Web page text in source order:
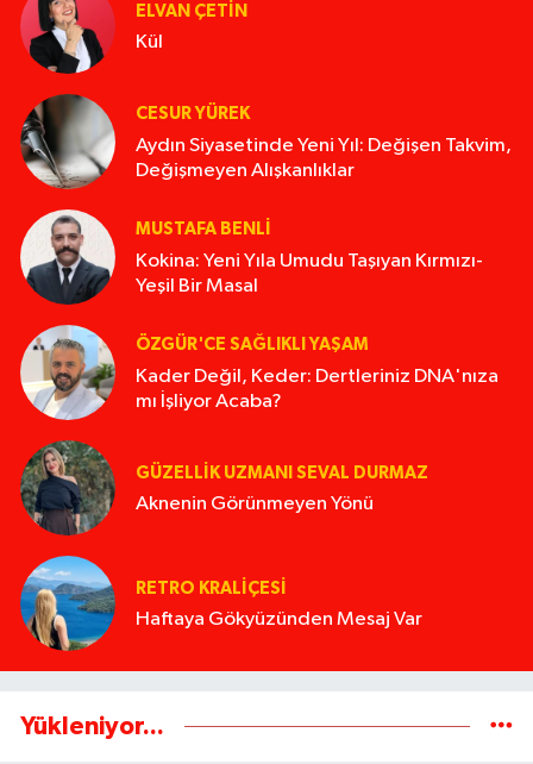
ELVAN ÇETIN
Kül
CESUR YÜREK
Aydın Siyasetinde Yeni Yıl: Değişen Takvim,
Değişmeyen Alışkanlıklar
MUSTAFA BENLI
Kokina: Yeni Yıla Umudu Taşıyan Kırmızı-
Yeşil Bir Masal
ÖZGÜR'CE SAĞLIKLI YAŞAM
Kader Değil, Keder: Dertleriniz DNA'nıza
mı İşliyor Acaba?
GÜZELLIK UZMANI SEVAL DURMAZ
Aknenin Görünmeyen Yönü
RETRO KRALIÇESI
Haftaya Gökyüzünden Mesaj Var
Yükleniyor...